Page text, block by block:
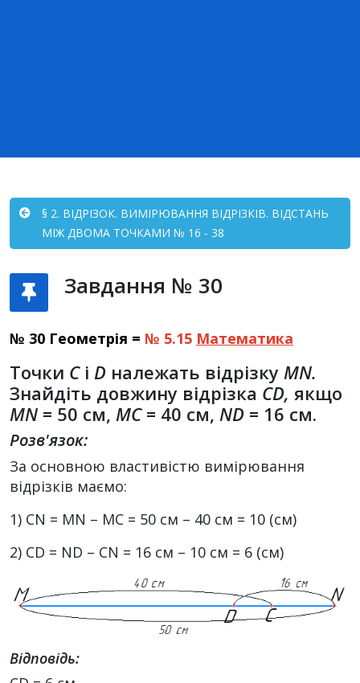
§ 2. ВІДРІЗОК. ВИМІРЮВАННЯ ВІДРІЗКІВ. ВІДСТАНЬ
МІЖ ДВОМА ТОЧКАМИ № 16 - 38
Завдання № 30
№ 30 Геометрія = № 5.15 Математика
Точки С і D належать відрізку MN.
Знайдіть довжину відрізка CD, якщо
MN = 50 см, МС = 40 см, ND = 16 см.
Розв'язок:
За основною властивістю вимірювання
відрізків маємо:
1) CN = MN – MC = 50 см – 40 см = 10 (см)
2) CD = ND – CN = 16 см – 10 см = 6 (см)
Відповідь: